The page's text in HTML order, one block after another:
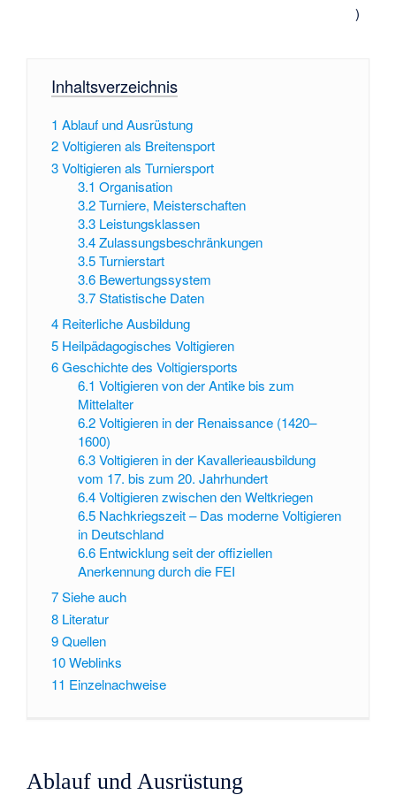
)
Inhaltsverzeichnis
1 Ablauf und Ausrüstung
2Voltigieren als Breitensport
3Voltigieren als Turniersport
3.1 Organisation
3.2 Turniere, Meisterschaften
3.3 Leistungsklassen
3.4 Zulassungsbeschränkungen
3.5 Turnierstart
3.6 Bewertungssystem
3.7 Statistische Daten
4 Reiterliche Ausbildung
5 Heilpädagogisches Voltigieren
6Geschichte des Voltigiersports
6.1 Voltigieren von der Antike bis zum
Mittelalter
6.2 Voltigieren in der Renaissance (1420–
1600)
6.3 Voltigieren in der Kavallerieausbildung
vom 17. bis zum 20. Jahrhundert
6.4 Voltigieren zwischen den Weltkriegen
6.5 Nachkriegszeit – Das moderne Voltigieren
in Deutschland
6.6 Entwicklung seit der offiziellen
Anerkennung durch die FEI
7Siehe auch
8 Literatur
9Quellen
10Weblinks
11 Einzelnachweise
Ablauf und Ausrüstung